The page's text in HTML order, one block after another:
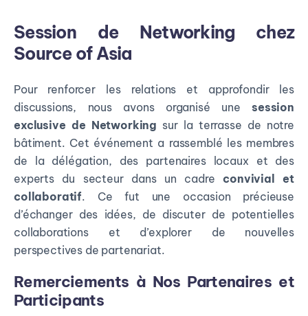
Session de Networking chez
Source of Asia
Pour renforcer les relations et approfondir les
discussions, nous avons organisé une session
exclusive de Networking sur la terrasse de notre
bâtiment. Cet événement a rassemblé les membres
de la délégation, des partenaires locaux et des
experts du secteur dans un cadreconvivial et
collaboratif. Ce fut une occasion précieuse
d’échanger des idées, de discuter de potentielles
collaborations et d’explorer de nouvelles
perspectives de partenariat.
Remerciements à Nos Partenaires et
Participants